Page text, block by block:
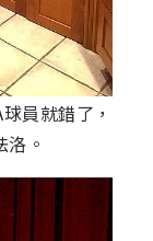
員就錯了，
。